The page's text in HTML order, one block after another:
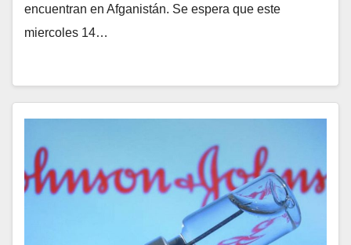
encuentran en Afganistán. Se espera que este
miercoles 14…